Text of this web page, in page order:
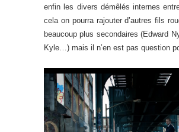
enfin les divers démêlés internes
cela on pourra rajouter d’autres fils
beaucoup plus secondaires (Edward
Kyle…) mais il n’en est pas question